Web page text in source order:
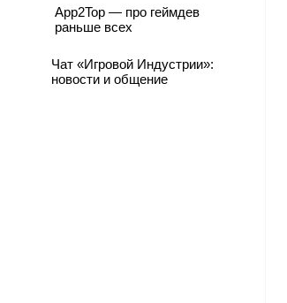
App2Top — про геймдев
раньше всех
Чат «Игровой Индустрии»:
новости и общение